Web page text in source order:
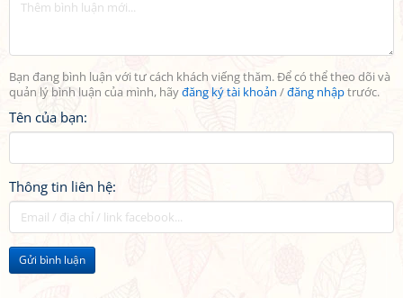
Bạn đang bình luận với tư cách khách viếng thăm. Để có thể theo dõi và
quản lý bình luận của mình, hãyđăng ký tài khoản /đăng nhậptrước.
Tên của bạn:
Thông tin liên hệ:
Gửi bình luận